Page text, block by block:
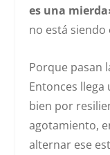
es una
no está
Porque pasan
Entonces
bien por
agotamiento,
alternar ese